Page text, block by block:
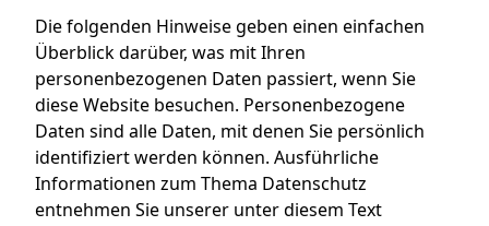
Die folgenden Hinweise geben einen einfachen
Überblick darüber, was mit Ihren
personenbezogenen Daten passiert, wenn Sie
diese Website besuchen. Personenbezogene
Daten sind alle Daten, mit denen Sie persönlich
identifiziert werden können. Ausführliche
Informationen zum Thema Datenschutz
entnehmen Sie unserer unter diesem Text